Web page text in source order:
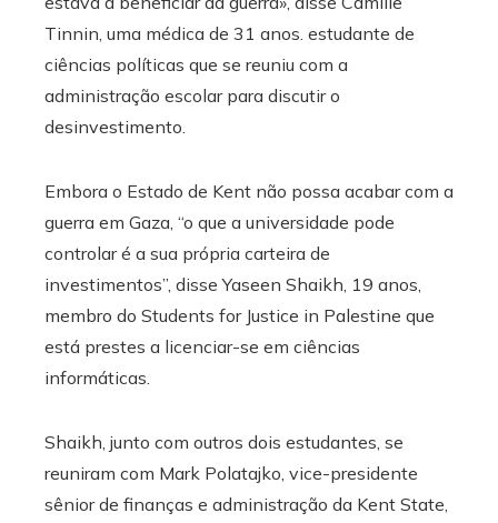
Tinnin, uma médica de 31 anos. estudante de
ciências políticas que se reuniu com a
administração escolar para discutir o
desinvestimento.
Embora o Estado de Kent não possa acabar com a
guerra em Gaza, “o que a universidade pode
controlar é a sua própria carteira de
investimentos”, disse Yaseen Shaikh, 19 anos,
membro do Students for Justice in Palestine que
está prestes a licenciar-se em ciências
informáticas.
Shaikh, junto com outros dois estudantes, se
reuniram com Mark Polatajko, vice-presidente
sênior de finanças e administração da Kent State,